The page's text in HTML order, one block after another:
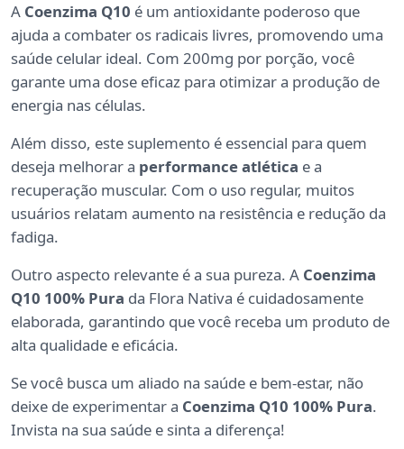
A Coenzima Q10 é um antioxidante poderoso que
ajuda a combater os radicais livres, promovendo uma
saúde celular ideal. Com 200mg por porção, você
garante uma dose eficaz para otimizar a produção de
energia nas células.
Além disso, este suplemento é essencial para quem
deseja melhorar a performance atlética e a
recuperação muscular. Com o uso regular, muitos
usuários relatam aumento na resistência e redução da
fadiga.
Outro aspecto relevante é a sua pureza. A Coenzima
Q10 100% Pura da Flora Nativa é cuidadosamente
elaborada, garantindo que você receba um produto de
alta qualidade e eficácia.
Se você busca um aliado na saúde e bem-estar, não
deixe de experimentar a Coenzima Q10 100% Pura.
Invista na sua saúde e sinta a diferença!